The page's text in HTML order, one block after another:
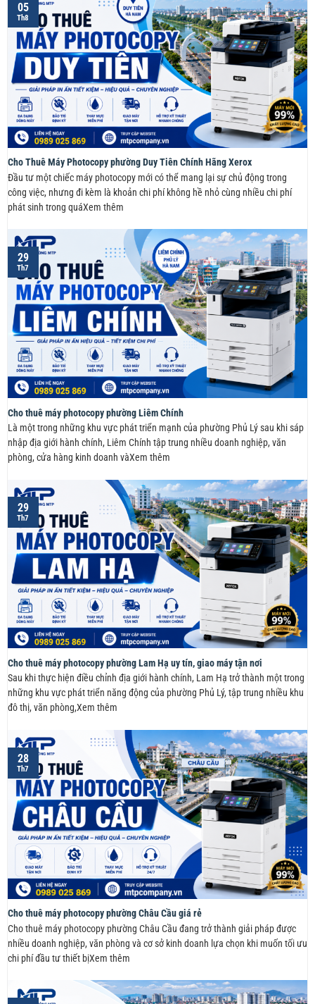
Cho Thuê Máy Photocopy phường Duy Tiên Chính Hãng Xerox
Đầu tư một chiếc máy photocopy mới có thể mang lại sự chủ động trong
công việc, nhưng đi kèm là khoản chi phí không hề nhỏ cùng nhiều chi phí
phát sinh trong quáXem thêm
05
Th8
Cho thuê máy photocopy phường Liêm Chính
Là một trong những khu vực phát triển mạnh của phường Phủ Lý sau khi sáp
nhập địa giới hành chính, Liêm Chính tập trung nhiều doanh nghiệp, văn
phòng, cửa hàng kinh doanh vàXem thêm
29
Th7
Cho thuê máy photocopy phường Lam Hạ uy tín, giao máy tận nơi
Sau khi thực hiện điều chỉnh địa giới hành chính, Lam Hạ trở thành một trong
những khu vực phát triển năng động của phường Phủ Lý, tập trung nhiều khu
đô thị, văn phòng,Xem thêm
29
Th7
Cho thuê máy photocopy phường Châu Cầu giá rẻ
Cho thuê máy photocopy phường Châu Cầu đang trở thành giải pháp được
nhiều doanh nghiệp, văn phòng và cơ sở kinh doanh lựa chọn khi muốn tối ưu
chi phí đầu tư thiết bịXem thêm
28
Th7